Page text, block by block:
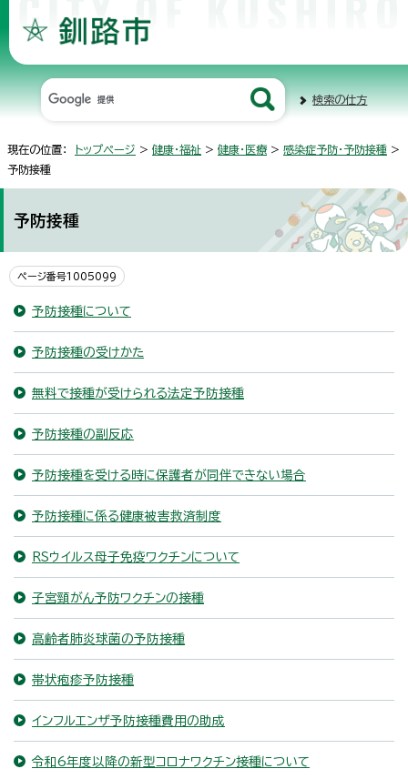
検索の仕方
現在の位置： トップページ > 健康・福祉 > 健康・医療 > 感染症予防・予防接種 >
予防接種
予防接種
ページ番号1005099
予防接種について
予防接種の受けかた
無料で接種が受けられる法定予防接種
予防接種の副反応
予防接種を受ける時に保護者が同伴できない場合
予防接種に係る健康被害救済制度
RSウイルス母子免疫ワクチンについて
子宮頸がん予防ワクチンの接種
高齢者肺炎球菌の予防接種
帯状疱疹予防接種
インフルエンザ予防接種費用の助成
令和6年度以降の新型コロナワクチン接種について